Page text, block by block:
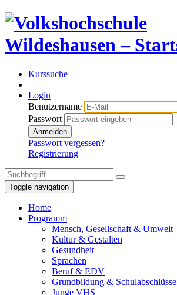
Kurssuche
Login
Benutzername
Passwort
Anmelden
Passwort vergessen?
Registrierung
Toggle navigation
Home
Programm
Mensch, Gesellschaft & Umwelt
Kultur & Gestalten
Gesundheit
Sprachen
Beruf & EDV
Grundbildung & Schulabschlüsse
Junge VHS